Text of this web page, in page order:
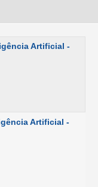
Artificial -
Artificial -